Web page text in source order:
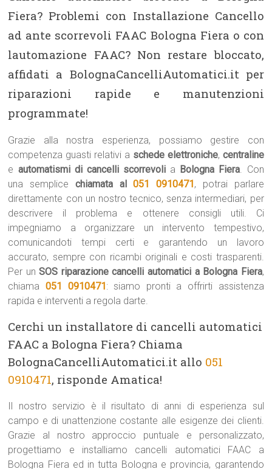
Fiera? Problemi con Installazione Cancello
ad ante scorrevoli FAAC Bologna Fiera o con
lautomazione FAAC? Non restare bloccato,
affidati a BolognaCancelliAutomatici.it per
riparazioni rapide e manutenzioni
programmate!
Grazie alla nostra esperienza, possiamo gestire con
competenza guasti relativi a schede elettroniche, centraline
e automatismi di cancelli scorrevoli a Bologna Fiera. Con
una semplice chiamata al051 0910471, potrai parlare
direttamente con un nostro tecnico, senza intermediari, per
descrivere il problema e ottenere consigli utili. Ci
impegniamo a organizzare un intervento tempestivo,
comunicandoti tempi certi e garantendo un lavoro
accurato, sempre con ricambi originali e costi trasparenti.
Per unSOS riparazione cancelli automatici a Bologna Fiera,
chiama051 0910471: siamo pronti a offrirti assistenza
rapida e interventi a regola darte.
Cerchi un installatore di cancelli automatici
FAAC a Bologna Fiera? Chiama
BolognaCancelliAutomatici.it allo 051
0910471, risponde Amatica!
Il nostro servizio è il risultato di anni di esperienza sul
campo e di unattenzione costante alle esigenze dei clienti.
Grazie al nostro approccio puntuale e personalizzato,
progettiamo e installiamo cancelli automatici FAAC a
Bologna Fiera ed in tutta Bologna e provincia, garantendo